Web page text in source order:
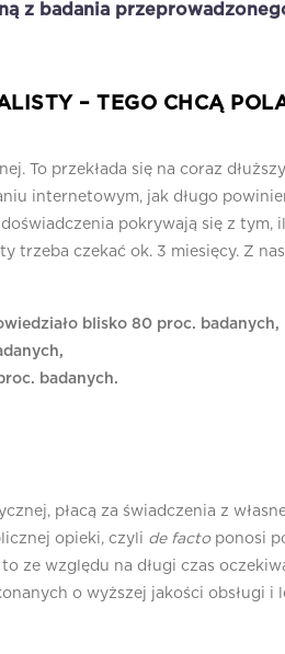
z badania
– TEGO CHCĄ
To przekłada się na coraz
internetowym, jak długo
pokrywają się z tym,
trzeba czekać ok. 3 miesięcy. Z
blisko 80 proc. badanych,
badanych.
płacą za świadczenia z
opieki, czyli de factoponosi
ze względu na długi czas
o wyższej jakości obsługi i